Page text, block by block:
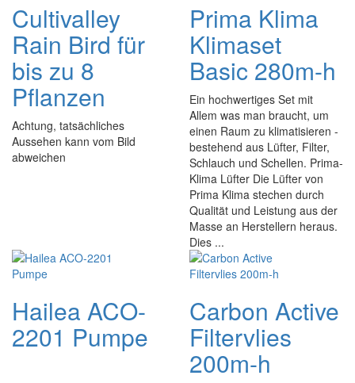
Cultivalley
Rain Bird für
bis zu 8
Pflanzen
Achtung, tatsächliches
Aussehen kann vom Bild
abweichen
Prima Klima
Klimaset
Basic 280m-h
Ein hochwertiges Set mit
Allem was man braucht, um
einen Raum zu klimatisieren -
bestehend aus Lüfter, Filter,
Schlauch und Schellen. Prima-
Klima Lüfter Die Lüfter von
Prima Klima stechen durch
Qualität und Leistung aus der
Masse an Herstellern heraus.
Dies ...
Hailea ACO-
2201 Pumpe
Carbon Active
Filtervlies
200m-h